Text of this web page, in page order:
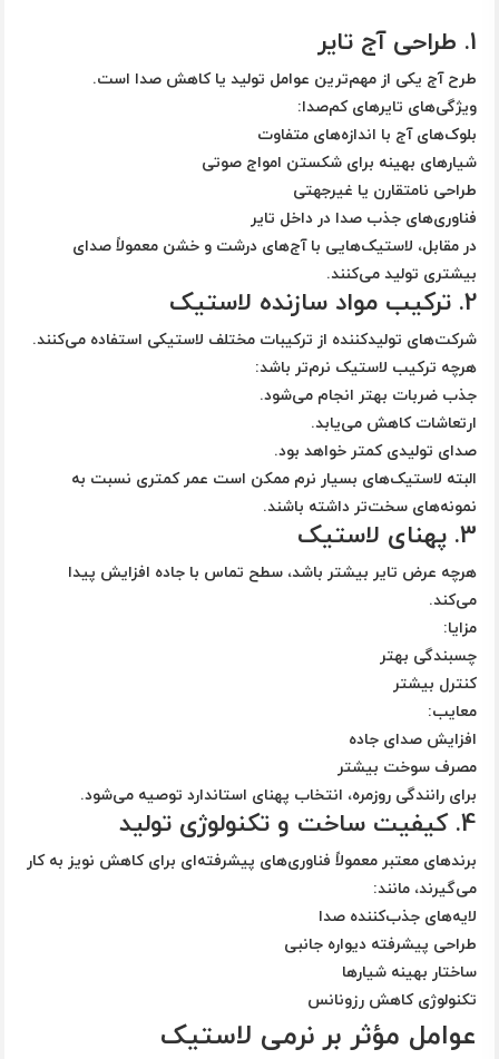
1. طراحی آج تایر
طرح آج یکی از مهم‌ترین عوامل تولید یا کاهش صدا است.
ویژگی‌های تایرهای کم‌صدا:
بلوک‌های آج با اندازه‌های متفاوت
شیارهای بهینه برای شکستن امواج صوتی
طراحی نامتقارن یا غیرجهتی
فناوری‌های جذب صدا در داخل تایر
در مقابل، لاستیک‌هایی با آج‌های درشت و خشن معمولاً صدای
بیشتری تولید می‌کنند.
2. ترکیب مواد سازنده لاستیک
شرکت‌های تولیدکننده از ترکیبات مختلف لاستیکی استفاده می‌کنند.
هرچه ترکیب لاستیک نرم‌تر باشد:
جذب ضربات بهتر انجام می‌شود.
ارتعاشات کاهش می‌یابد.
صدای تولیدی کمتر خواهد بود.
البته لاستیک‌های بسیار نرم ممکن است عمر کمتری نسبت به
نمونه‌های سخت‌تر داشته باشند.
3. پهنای لاستیک
هرچه عرض تایر بیشتر باشد، سطح تماس با جاده افزایش پیدا
می‌کند.
مزایا:
چسبندگی بهتر
کنترل بیشتر
معایب:
افزایش صدای جاده
مصرف سوخت بیشتر
برای رانندگی روزمره، انتخاب پهنای استاندارد توصیه می‌شود.
4. کیفیت ساخت و تکنولوژی تولید
برندهای معتبر معمولاً فناوری‌های پیشرفته‌ای برای کاهش نویز به کار
می‌گیرند، مانند:
لایه‌های جذب‌کننده صدا
طراحی پیشرفته دیواره جانبی
ساختار بهینه شیارها
تکنولوژی کاهش رزونانس
عوامل مؤثر بر نرمی لاستیک